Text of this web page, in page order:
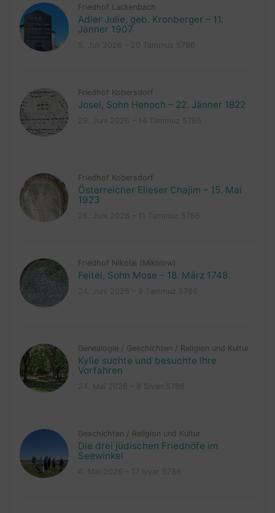
Friedhof Lackenbach
Adler Julie, geb. Kronberger – 11.
Jänner 1907
Friedhof Kobersdorf
Josel, Sohn Henoch – 22. Jänner 1822
Friedhof Kobersdorf
Österreicher Elieser Chajim – 15. Mai
1923
Friedhof Nikolai (Mikolow)
Feitel, Sohn Mose – 18. März 1748
Genealogie / Geschichten / Religion und Kultur
Kylie suchte und besuchte ihre
Vorfahren
Geschichten / Religion und Kultur
Die drei jüdischen Friedhöfe im
Seewinkel